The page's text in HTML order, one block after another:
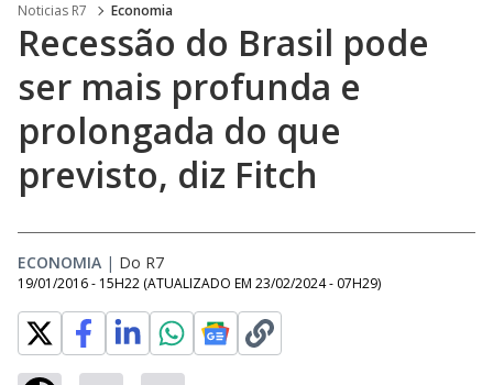
Noticias R7 Economia
Recessão do Brasil pode
ser mais profunda e
prolongada do que
previsto, diz Fitch
ECONOMIA | Do R7
19/01/2016 - 15H22 (ATUALIZADO EM 23/02/2024 - 07H29)